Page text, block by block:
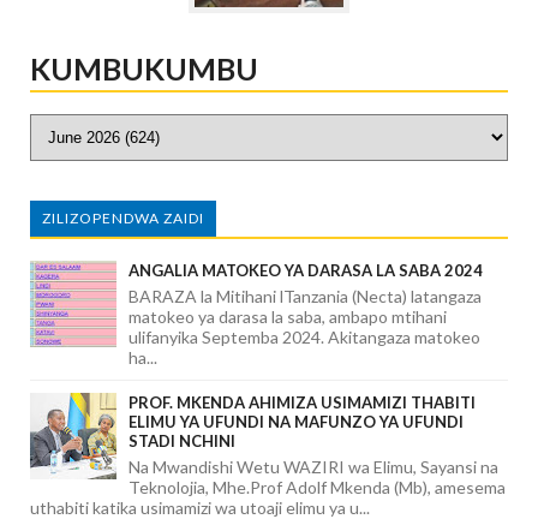
KUMBUKUMBU
ZILIZOPENDWA ZAIDI
ANGALIA MATOKEO YA DARASA LA SABA 2024
BARAZA la Mitihani lTanzania (Necta) latangaza
matokeo ya darasa la saba, ambapo mtihani
ulifanyika Septemba 2024. Akitangaza matokeo
ha...
PROF. MKENDA AHIMIZA USIMAMIZI THABITI
ELIMU YA UFUNDI NA MAFUNZO YA UFUNDI
STADI NCHINI
Na Mwandishi Wetu WAZIRI wa Elimu, Sayansi na
Teknolojia, Mhe.Prof Adolf Mkenda (Mb), amesema
uthabiti katika usimamizi wa utoaji elimu ya u...